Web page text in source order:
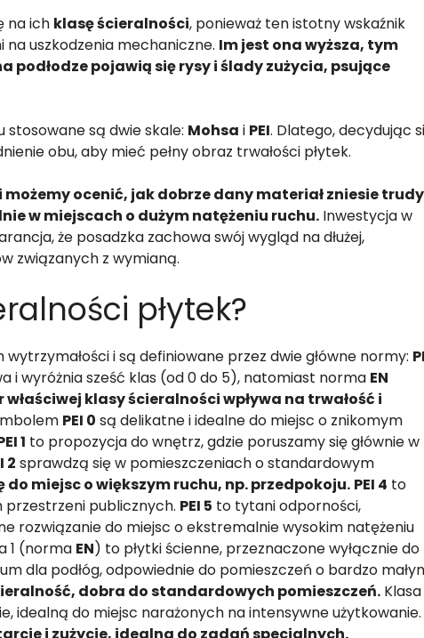
na ich klasę ścieralności, ponieważ ten istotny wskaźnik
uszkodzenia mechaniczne. Im jest ona wyższa, tym
podłodze pojawią się rysy i ślady zużycia, psujące
są dwie skale: Mohsa i PEI. Dlatego, decydując
obu, aby mieć pełny obraz trwałości płytek.
ocenić, jak dobrze dany materiał zniesie trudy
w miejscach o dużym natężeniu ruchu. Inwestycja w
że posadzka zachowa swój wygląd na dłużej,
związanych z wymianą.
płytek?
i są definiowane przez dwie główne normy:
i wyróżnia sześć klas (od 0 do 5), natomiast norma EN
właściwej klasy ścieralności wpływa na trwałość i
PEI 0 są delikatne i idealne do miejsc o znikomym
1 to propozycja do wnętrz, gdzie poruszamy się głównie w
2 sprawdzą się w pomieszczeniach o standardowym
do miejsc o większym ruchu, np. przedpokoju. PEI 4 to
publicznych. PEI 5 to tytani odporności,
rozwiązanie do miejsc o ekstremalnie wysokim natężeniu
1 (norma EN) to płytki ścienne, przeznaczone wyłącznie do
dla podłóg, odpowiednie do pomieszczeń o bardzo
dobra do standardowych pomieszczeń.
idealną do miejsc narażonych na intensywne użytkowanie.